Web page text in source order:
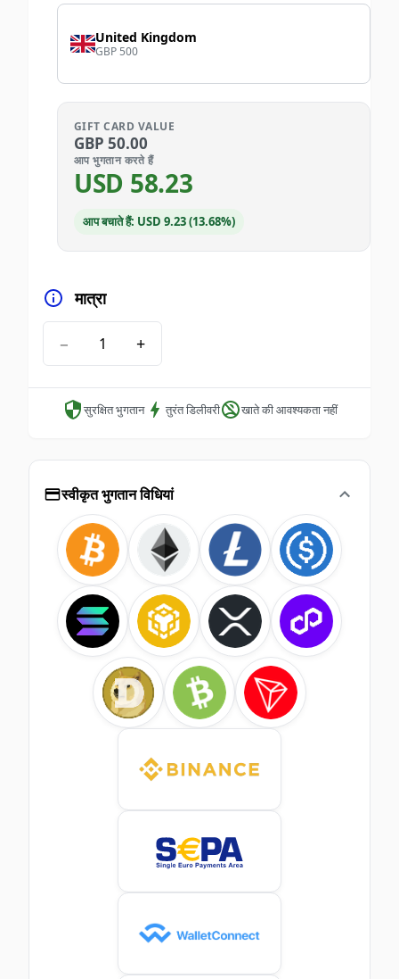
United Kingdom
GBP 500
GIFT CARD VALUE
GBP 50.00
आप भुगतान करते हैं
USD 58.23
आप बचाते हैं: USD 9.23 (13.68%)
मात्रा
− +
सुरक्षित भुगतान तुरंत डिलीवरी खाते की आवश्यकता नहीं
स्वीकृत भुगतान विधियां